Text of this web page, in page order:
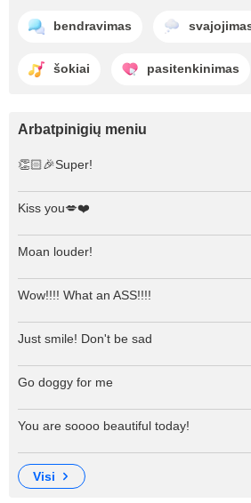
bendravimas
šokiai pasitenkinimas
Arbatpinigių meniu
👏🏻🎉Super!
Kiss you💋❤️
Moan louder!
Wow!!!! What an ASS!!!!
Just smile! Don't be sad
Go doggy for me
You are soooo beautiful today!
visi